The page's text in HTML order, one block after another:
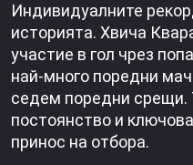
Индивидуалните
историята. Хвича
участие в гол чрез
най-много поредни
седем поредни срещи.
постоянство и
принос на отбора.